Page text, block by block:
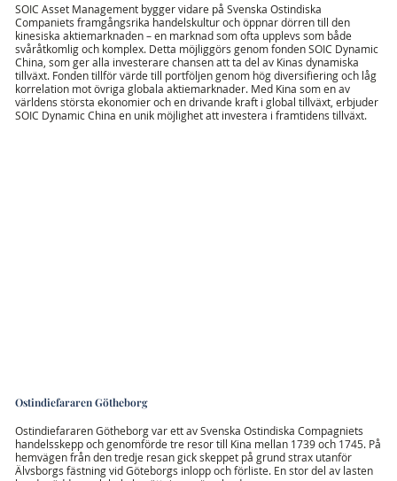
SOIC Asset Management bygger vidare på Svenska Ostindiska
Companiets framgångsrika handelskultur och öppnar dörren till den
kinesiska aktiemarknaden – en marknad som ofta upplevs som både
svåråtkomlig och komplex. Detta möjliggörs genom fonden SOIC Dynamic
China, som ger alla investerare chansen att ta del av Kinas dynamiska
tillväxt. Fonden tillför värde till portföljen genom hög diversifiering och låg
korrelation mot övriga globala aktiemarknader. Med Kina som en av
världens största ekonomier och en drivande kraft i global tillväxt, erbjuder
SOIC Dynamic China en unik möjlighet att investera i framtidens tillväxt.
Ostindiefararen Götheborg
Ostindiefararen Götheborg var ett av Svenska Ostindiska Compagniets
handelsskepp och genomförde tre resor till Kina mellan 1739 och 1745. På
hemvägen från den tredje resan gick skeppet på grund strax utanför
Älvsborgs fästning vid Göteborgs inlopp och förliste. En stor del av lasten